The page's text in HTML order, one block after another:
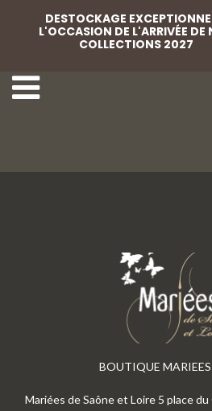
BOUTIQUE
Mariées de Saône et Loire 5 place
DESTOCKAGE
L'OCCASION DE L'ARRIVÉE DE
COLLECTIONS 2027